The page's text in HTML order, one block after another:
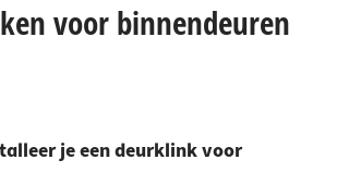
voor binnendeuren
je een deurklink voor